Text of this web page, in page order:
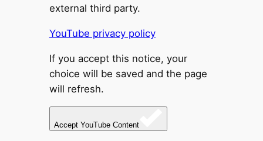
external third party.
YouTube privacy policy
If you accept this notice, your
choice will be saved and the page
will refresh.
Accept YouTube Content